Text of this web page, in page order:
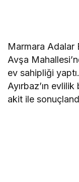
Marmara Adalar
Avşa
ev sahipliği
Ayırbaz’ın
akit ile